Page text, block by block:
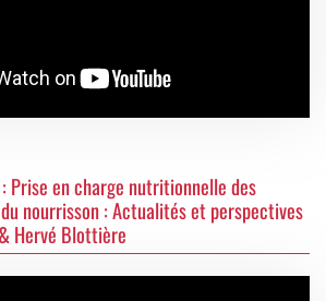
Prise en charge nutritionnelle des
nourrisson : Actualités et perspectives
Hervé Blottière